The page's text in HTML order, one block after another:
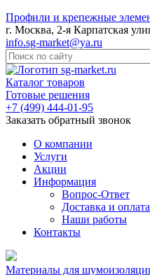
Профили и крепежные
г. Москва, 2-я Карпатская
info.sg-market@ya.ru
Каталог товаров
Готовые решения
+7 (499) 444-01-95
Заказать обратный звонок
О компании
Услуги
Акции
Информация
Вопрос-Ответ
Доставка и оплата
Наши работы
Контакты
Материалы для